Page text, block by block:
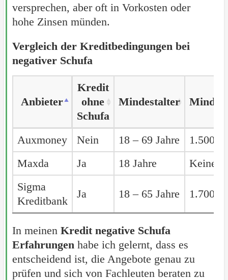
versprechen, aber oft in Vorkosten oder
hohe Zinsen münden.
Vergleich der Kreditbedingungen bei
negativer Schufa
Anbieter
Kredit
ohne
Schufa
Mindestalter
Anbieter
Kredit
ohne
Schufa
Mindestalter
Auxmoney Nein 18 – 69 Jahre
1.500
Maxda
Ja 18 Jahre
Keine
Sigma
Kreditbank
Ja 18 – 65 Jahre 1.700
Anbieter
Auxmoney
Maxda
Sigma
Kreditbank
In meinen Kredit negative Schufa
Erfahrungen habe ich gelernt, dass es
entscheidend ist, die Angebote genau zu
prüfen und sich von Fachleuten beraten zu